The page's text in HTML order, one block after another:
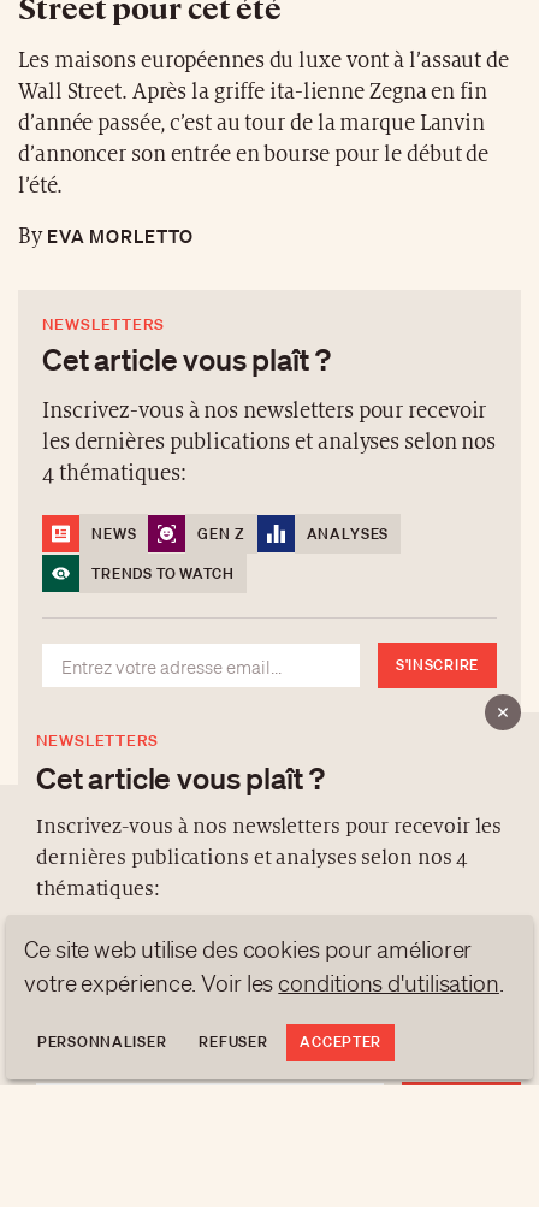
Les maisons européennes du luxe vont à l’assaut de
Wall Street. Après la griffe ita-lienne Zegna en fin
d’année passée, c’est au tour de la marque Lanvin
d’annoncer son entrée en bourse pour le début de
l’été.
ByEVA MORLETTO
NEWSLETTERS
Cet article vous plaît ?
Inscrivez-vous à nos newsletters pour recevoir
les dernières publications et analyses selon nos
4 thématiques:
NEWS GEN Z
ANALYSES
TRENDS TO WATCH
S'INSCRIRE
NEWSLETTERS
Cet article vous plaît ?
Inscrivez-vous à nos newsletters pour recevoir les
dernières publications et analyses selon nos 4
thématiques:
NEWS GEN Z
ANALYSES
TRENDS TO WATCH
À PROPOS
PROTECTION DES DONNÉES
contact@luxurytribune.com
Conçu parAntistatique
Ce site web utilise des cookies pour améliorer
votre expérience. Voir les conditions d'utilisation
PERSONNALISER REFUSER ACCEPTER